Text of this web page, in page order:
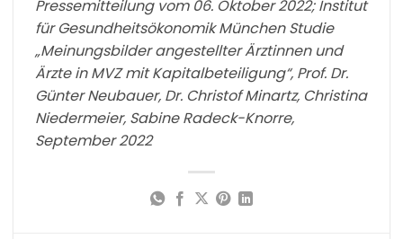
Pressemitteilung vom 06. Oktober 2022; Institut
für Gesundheitsökonomik München Studie
„Meinungsbilder angestellter Ärztinnen und
Ärzte in MVZ mit Kapitalbeteiligung“, Prof. Dr.
Günter Neubauer, Dr. Christof Minartz, Christina
Niedermeier, Sabine Radeck-Knorre,
September 2022